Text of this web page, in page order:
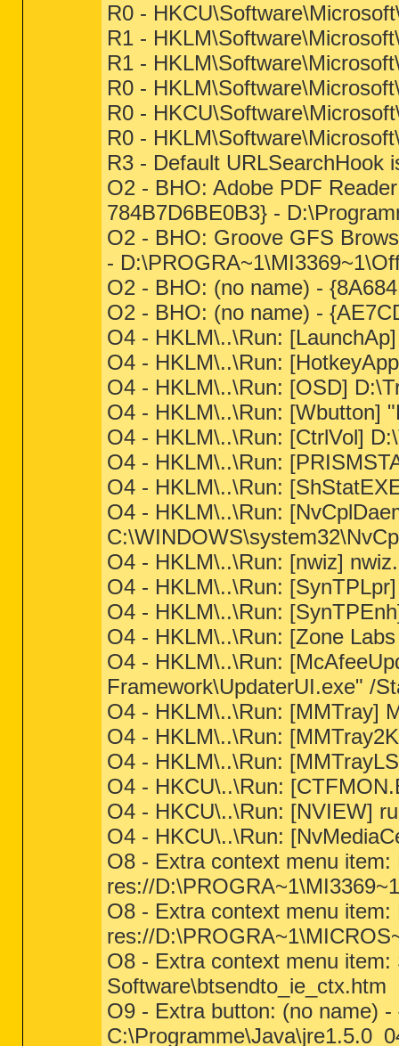
R0 -
R1 -
R1 -
R0 -
R0 -
R0 -
R3 - Default URLSearchHook
O2 - BHO: Adobe PDF
784B7D6BE0B3} -
O2 - BHO: Groove GFS
-
O2 - BHO: (no name) -
O2 - BHO: (no name) -
O4 - HKLM\..\Run:
O4 - HKLM\..\Run:
O4 - HKLM\..\Run: [OSD]
O4 - HKLM\..\Run: [Wbutton]
O4 - HKLM\..\Run: [CtrlVol]
O4 - HKLM\..\Run:
O4 - HKLM\..\Run:
O4 - HKLM\..\Run:
O4 - HKLM\..\Run: [nwiz]
O4 - HKLM\..\Run:
O4 - HKLM\..\Run:
O4 - HKLM\..\Run: [Zone
O4 - HKLM\..\Run:
Framework\UpdaterUI.exe" /
O4 - HKLM\..\Run: [MMTray]
O4 - HKLM\..\Run:
O4 - HKLM\..\Run:
O4 - HKCU\..\Run:
O4 - HKCU\..\Run: [NVIEW]
O4 - HKCU\..\Run:
O8 - Extra context menu
res://
O8 - Extra context menu
res://
O8 - Extra context menu
Software\btsendto_ie_ctx.htm
O9 - Extra button: (no name)